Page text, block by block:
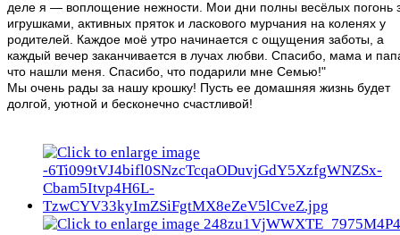
деле я — воплощение нежности. Мои дни полны весёлых погонь
игрушками, активных пряток и ласкового мурчания на коленях у
родителей. Каждое моё утро начинается с ощущения заботы, а
каждый вечер заканчивается в лучах любви. Спасибо, мама и
что нашли меня. Спасибо, что подарили мне Семью!"
Мы очень рады за нашу крошку! Пусть ее домашняя жизнь будет
долгой, уютной и бесконечно счастливой!